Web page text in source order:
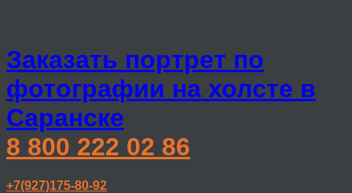
Заказать портрет по
фотографии на холсте в
Саранске
8 800 222 02 86
+7(927)175-80-92